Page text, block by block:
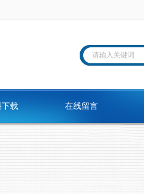
下载 在线留言